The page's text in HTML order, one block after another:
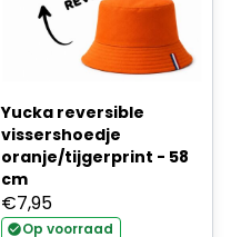
Yucka reversible
vissershoedje
oranje/tijgerprint - 58
cm
€7,95
Op voorraad